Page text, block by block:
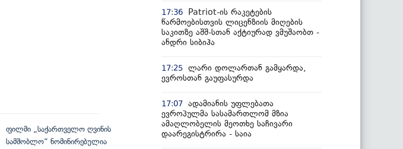
ფილმი „საქართველო ღვინის
სამშობლო“ ნომინირებულია
17:36
Patriot-ის რაკეტების
წარმოებისთვის ლიცენზიის მიღების
საკითზე აშშ-სთან აქტიურად ვმუშაობთ -
ანდრი სიბიჰა
17:25 ლარი დოლართან გამყარდა,
ევროსთან გაუფასურდა
17:07 ადამიანის უფლებათა
ევროპულმა სასამართლომ მზია
ამაღლობელის მეოთხე საჩივარი
დაარეგისტრირა - საია